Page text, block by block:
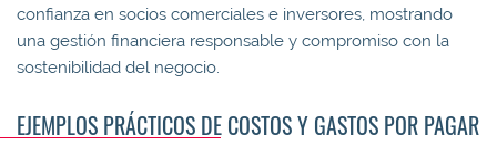
confianza en socios comerciales e inversores, mostrando
una gestión financiera responsable y compromiso con la
sostenibilidad del negocio.
EJEMPLOS PRÁCTICOS DE COSTOS Y GASTOS POR PAGAR